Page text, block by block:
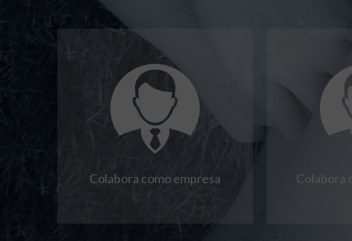
Colabora como empresa Colabora